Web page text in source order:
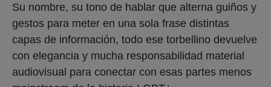
Su nombre, su tono de hablar que alterna guiños y
gestos para meter en una sola frase distintas
capas de información, todo ese torbellino devuelve
con elegancia y mucha responsabilidad material
audiovisual para conectar con esas partes menos